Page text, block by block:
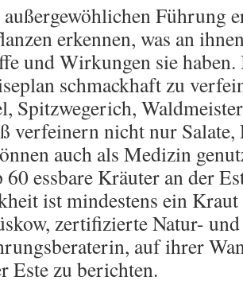
Führung
erkennen, was an
und Wirkungen sie
schmackhaft zu
Spitzwegerich,
verfeinern nicht nur Salate,
auch als Medizin
essbare Kräuter an der
ist mindestens ein Kraut
zertifizierte Natur-
auf ihrer
Este zu berichten.